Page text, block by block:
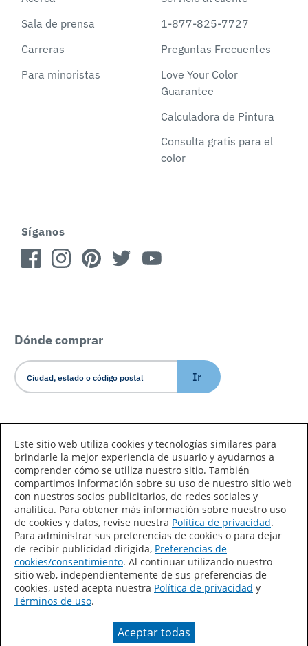
Sala de prensa
Carreras
Para minoristas
1-877-825-7727
Preguntas Frecuentes
Love Your Color
Guarantee
Calculadora de Pintura
Consulta gratis para el
color
Síganos
Dónde comprar
Ir
Declaración de accesibilidad
Mapa del sitio
Términos de uso
Privacidad
Sus preferencias de privacidad
Ley de Cadenas de Suministro de California
Este sitio web utiliza cookies y tecnologías similares para
brindarle la mejor experiencia de usuario y ayudarnos a
comprender cómo se utiliza nuestro sitio. También
compartimos información sobre su uso de nuestro sitio web
con nuestros socios publicitarios, de redes sociales y
analítica. Para obtener más información sobre nuestro uso
de cookies y datos, revise nuestra Política de privacidad.
Para administrar sus preferencias de cookies o para dejar
de recibir publicidad dirigida, Preferencias de
cookies/consentimiento. Al continuar utilizando nuestro
sitio web, independientemente de sus preferencias de
cookies, usted acepta nuestra Política de privacidad y
Términos de uso.
Aceptar todas